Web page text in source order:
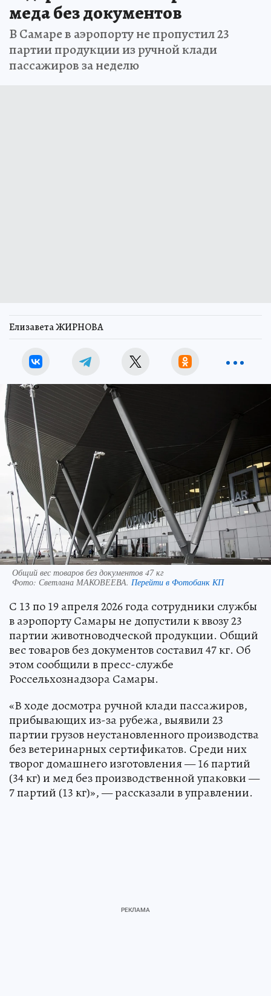
меда без документов
В Самаре в аэропорту не пропустил 23
партии продукции из ручной клади
пассажиров за неделю
Елизавета ЖИРНОВА
Общий вес товаров без документов 47 кг
Фото: Светлана МАКОВЕЕВА. Перейти в Фотобанк КП
С 13 по 19 апреля 2026 года сотрудники службы
в аэропорту Самары не допустили к ввозу 23
партии животноводческой продукции. Общий
вес товаров без документов составил 47 кг. Об
этом сообщили в пресс-службе
Россельхознадзора Самары.
«В ходе досмотра ручной клади пассажиров,
прибывающих из-за рубежа, выявили 23
партии грузов неустановленного производства
без ветеринарных сертификатов. Среди них
творог домашнего изготовления — 16 партий
(34 кг) и мед без производственной упаковки —
7 партий (13 кг)», — рассказали в управлении.